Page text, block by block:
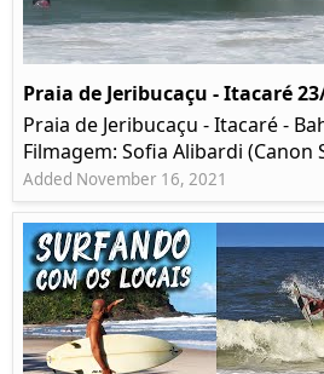
Praia de Jeribucaçu - Itacaré
Praia de Jeribucaçu - Itacaré -
Filmagem: Sofia Alibardi (Canon
Added November 16, 2021